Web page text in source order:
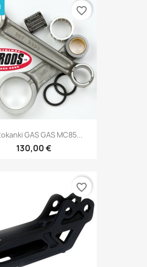
GAS GAS MC85...
130,00 €
favorite_border
favorite_border